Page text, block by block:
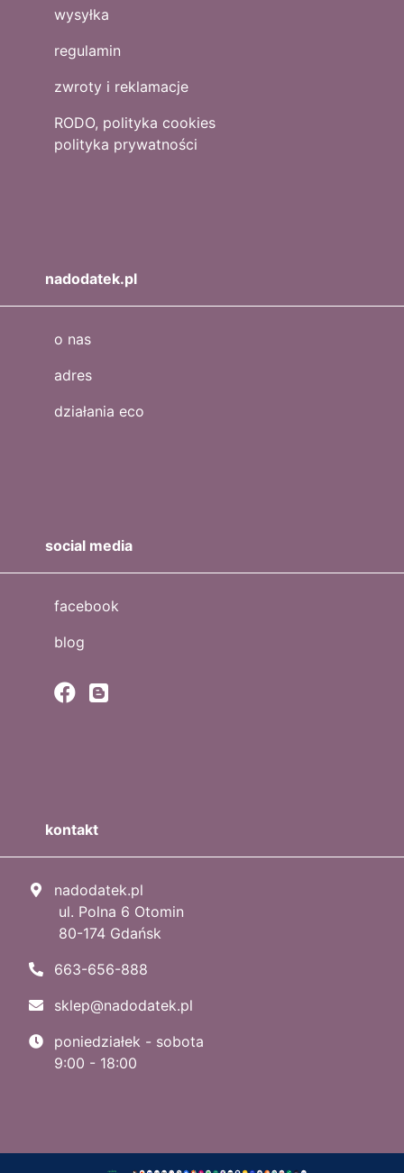
wysyłka
regulamin
zwroty i reklamacje
RODO, polityka cookies
polityka prywatności
nadodatek.pl
o nas
adres
działania eco
social media
facebook
blog
kontakt
nadodatek.pl
ul. Polna 6 Otomin
80-174 Gdańsk
663-656-888
sklep@nadodatek.pl
poniedziałek - sobota
9:00 - 18:00